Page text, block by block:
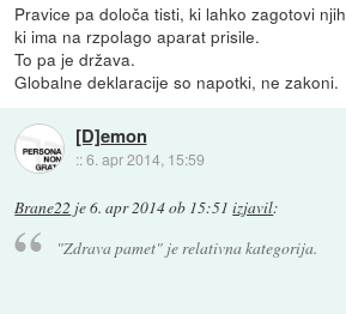
Pravice pa določa tisti, ki lahko zagotovi
ki ima na rzpolago aparat prisile.
To pa je država.
Globalne deklaracije so napotki, ne zakoni.
[D]emon
::6. apr 2014, 15:59
Brane22 je6. apr 2014 ob 15:51 izjavil:
"Zdrava pamet" je relativna kategorija.